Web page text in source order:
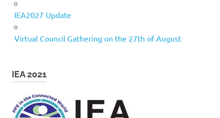
IEA2027 Update
Virtual Council Gathering on the 27th of August
IEA 2021